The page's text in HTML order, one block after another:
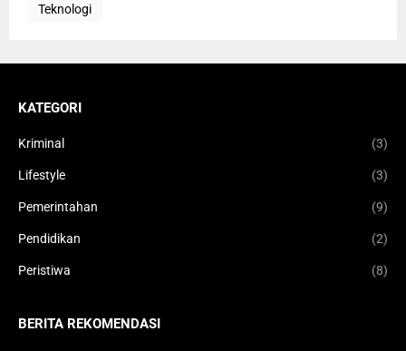
Teknologi
KATEGORI
Kriminal (3)
Lifestyle (3)
Pemerintahan (9)
Pendidikan (2)
Peristiwa (8)
BERITA REKOMENDASI